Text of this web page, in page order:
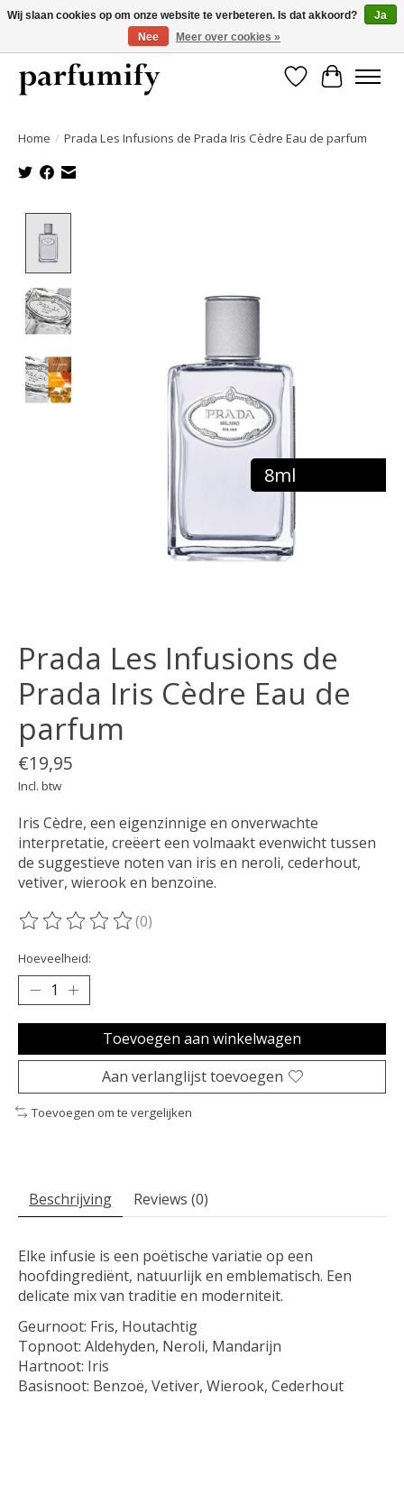
750+ Geuren | Gratis verzending | Maandelijks opzegbaar
Verlanglijst
Home / Prada Les Infusions de Prada Iris Cèdre Eau de parfum
8ml
Prada Les Infusions de
Prada Iris Cèdre Eau de
parfum
€19,95
Incl. btw
Iris Cèdre, een eigenzinnige en onverwachte
interpretatie, creëert een volmaakt evenwicht tussen
de suggestieve noten van iris en neroli, cederhout,
vetiver, wierook en benzoïne.
De beoordeling van dit product is
(0)
Hoeveelheid:
Toevoegen aan winkelwagen
Aan verlanglijst toevoegen
Toevoegen om te vergelijken
Beschrijving Reviews (0)
Elke infusie is een poëtische variatie op een
hoofdingrediënt, natuurlijk en emblematisch. Een
delicate mix van traditie en moderniteit.
Geurnoot: Fris, Houtachtig
Topnoot: Aldehyden, Neroli, Mandarijn
Hartnoot: Iris
Basisnoot: Benzoë, Vetiver, Wierook, Cederhout
Wij slaan cookies op om onze website te verbeteren. Is dat akkoord?
Ja
Nee
Meer over cookies »